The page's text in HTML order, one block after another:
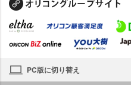
PC版に切り替え